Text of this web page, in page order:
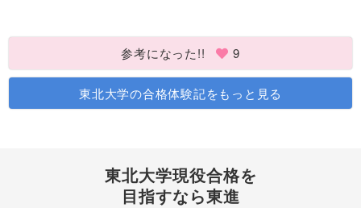
参考になった!! 9
東北大学の合格体験記をもっと見る
東北大学現役合格を
目指すなら東進